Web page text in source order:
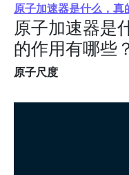
原子加速器是什么，真
原子加速器是
的作用有哪些
原子尺度